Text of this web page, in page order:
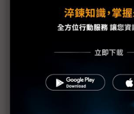
川習高峰會登場 聚焦延長貿易
川習會預作熱身 何立峰、美國